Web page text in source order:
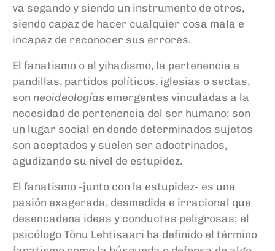
va segando y siendo un instrumento de otros,
siendo capaz de hacer cualquier cosa mala e
incapaz de reconocer sus errores.
El fanatismo o el yihadismo​, la pertenencia a
pandillas, partidos políticos, iglesias o sectas,
son neoideologías emergentes vinculadas a la
necesidad de pertenencia del ser humano; son
un lugar social en donde determinados sujetos
son aceptados y suelen ser adoctrinados,
agudizando su nivel de estupidez.
El fanatismo -junto con la estupidez- es una
pasión exagerada, desmedida e irracional que
desencadena ideas y conductas peligrosas; el
psicólogo Tõnu Lehtisaari ha definido el término